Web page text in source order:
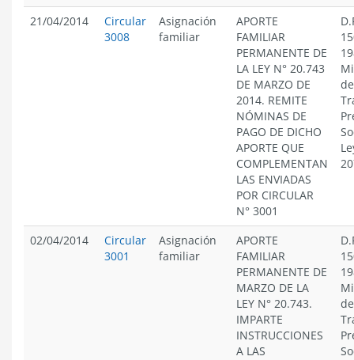
21/04/2014
Circular
3008
Asignación
familiar
APORTE
FAMILIAR
PERMANENTE DE
LA LEY N° 20.743
DE MARZO DE
2014. REMITE
NÓMINAS DE
PAGO DE DICHO
APORTE QUE
COMPLEMENTAN
LAS ENVIADAS
POR CIRCULAR
N° 3001
02/04/2014
Circular
3001
Asignación
familiar
APORTE
FAMILIAR
PERMANENTE DE
MARZO DE LA
LEY N° 20.743.
IMPARTE
INSTRUCCIONES
A LAS